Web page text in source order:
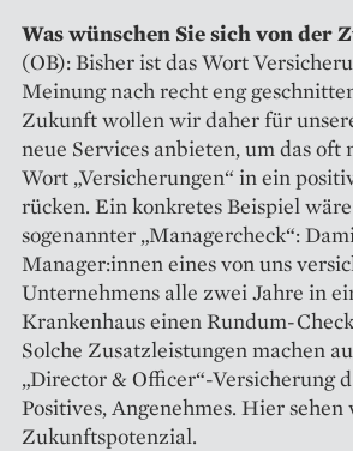
Was wünschen Sie sich von der
(OB): Bisher ist das Wort
Meinung nach recht eng
Zukunft wollen wir daher für
neue Services anbieten, um das oft
Wort „Versicherungen“ in ein
rücken. Ein konkretes Beispiel
sogenannter „Managercheck“:
Manager:innen eines von uns
Unternehmens alle zwei Jahre in
Krankenhaus einen Rundum-
Solche Zusatzleistungen machen
„Director & Officer“-Versicherung
Positives, Angenehmes. Hier
Zukunftspotenzial.